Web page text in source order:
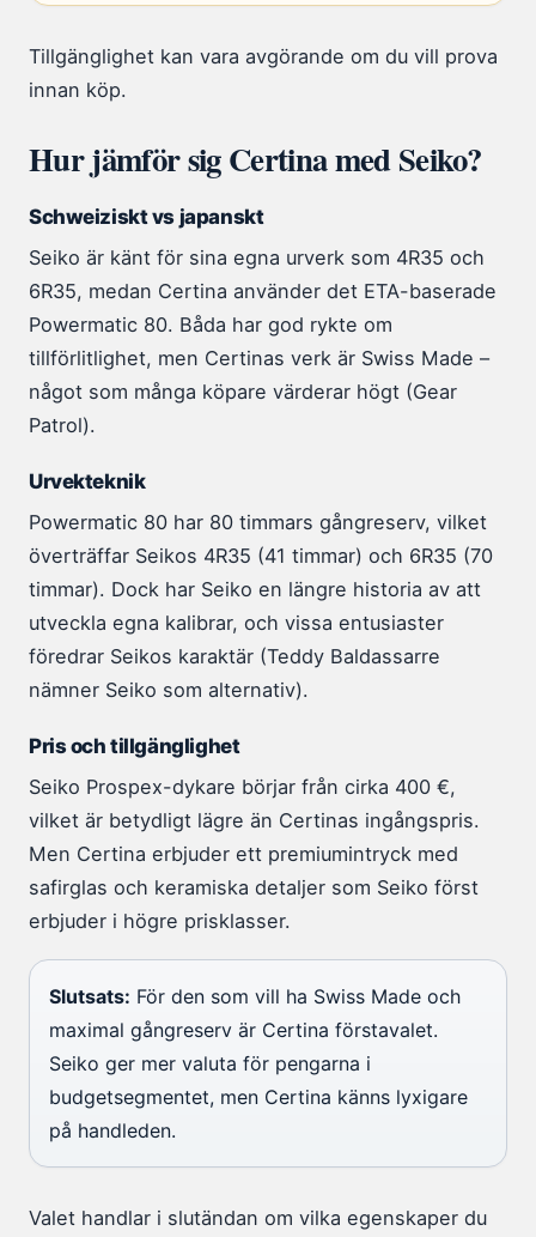
Tillgänglighet kan vara avgörande om du vill prova
innan köp.
Hur jämför sig Certina med Seiko?
Schweiziskt vs japanskt
Seiko är känt för sina egna urverk som 4R35 och
6R35, medan Certina använder det ETA-baserade
Powermatic 80. Båda har god rykte om
tillförlitlighet, men Certinas verk är Swiss Made –
något som många köpare värderar högt (Gear
Patrol).
Urvekteknik
Powermatic 80 har 80 timmars gångreserv, vilket
överträffar Seikos 4R35 (41 timmar) och 6R35 (70
timmar). Dock har Seiko en längre historia av att
utveckla egna kalibrar, och vissa entusiaster
föredrar Seikos karaktär (Teddy Baldassarre
nämner Seiko som alternativ).
Pris och tillgänglighet
Seiko Prospex-dykare börjar från cirka 400 €,
vilket är betydligt lägre än Certinas ingångspris.
Men Certina erbjuder ett premiumintryck med
safirglas och keramiska detaljer som Seiko först
erbjuder i högre prisklasser.
Slutsats: För den som vill ha Swiss Made och
maximal gångreserv är Certina förstavalet.
Seiko ger mer valuta för pengarna i
budgetsegmentet, men Certina känns lyxigare
på handleden.
Valet handlar i slutändan om vilka egenskaper du